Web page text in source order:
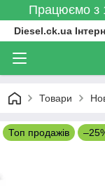
Працюємо з
Diesel.ck.ua
Товари
Топ продажів